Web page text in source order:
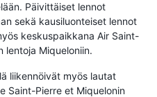
Päivittäiset lennot
sekä kausiluonteiset lennot
keskuspaikkana Air Saint-
lentoja Miqueloniin.
liikennöivät myös lautat
Saint-Pierre et Miquelonin